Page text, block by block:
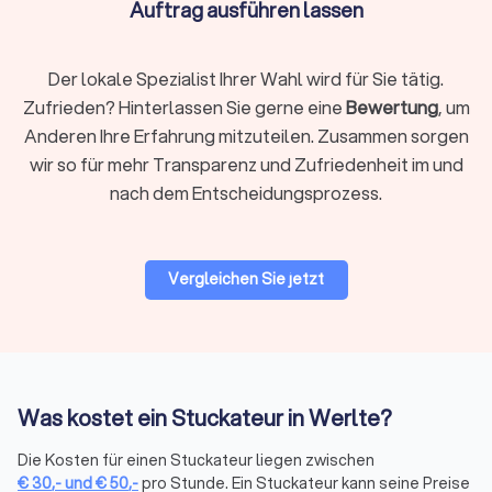
Auftrag ausführen lassen
Der lokale Spezialist Ihrer Wahl wird für Sie tätig.
Zufrieden? Hinterlassen Sie gerne eineBewertung, um
Anderen Ihre Erfahrung mitzuteilen. Zusammen sorgen
wir so für mehr Transparenz und Zufriedenheit im und
nach dem Entscheidungsprozess.
Vergleichen Sie jetzt
Was kostet ein Stuckateur in Werlte?
Die Kosten für einen Stuckateur liegen zwischen
€30,-und€50,-pro Stunde. Ein Stuckateur kann seine Preise